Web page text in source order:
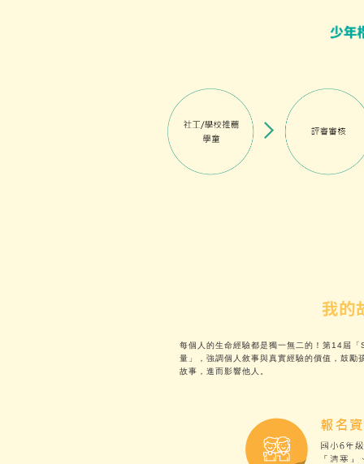
我的
每個人的生命經驗都是獨一無二的！第14屆
量」，強調個人敘事與真實經驗的價值，鼓勵
故事，進而影響他人。